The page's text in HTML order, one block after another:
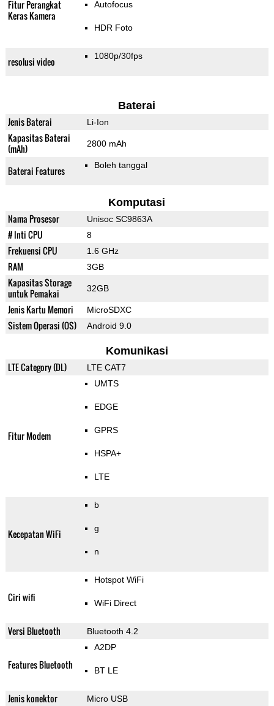
Fitur Perangkat
Keras Kamera
Autofocus
HDR Foto
resolusi video 1080p/30fps
Baterai
Jenis Baterai Li-Ion
Kapasitas Baterai
(mAh)
2800 mAh
Baterai Features Boleh tanggal
Komputasi
Nama Prosesor Unisoc SC9863A
# Inti CPU 8
Frekuensi CPU 1.6 GHz
RAM 3GB
Kapasitas Storage
untuk Pemakai
32GB
Jenis Kartu Memori MicroSDXC
Sistem Operasi (OS) Android 9.0
Komunikasi
LTE Category (DL) LTE CAT7
Fitur Modem
UMTS
EDGE
GPRS
HSPA+
LTE
Kecepatan WiFi
b
g
n
Ciri wifi
Hotspot WiFi
WiFi Direct
Versi Bluetooth Bluetooth 4.2
Features Bluetooth
A2DP
BT LE
Jenis konektor Micro USB